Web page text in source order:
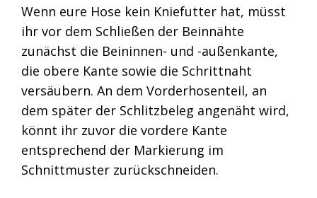
Wenn eure Hose kein Kniefutter hat, müsst
ihr vor dem Schließen der Beinnähte
zunächst die Beininnen- und -außenkante,
die obere Kante sowie die Schrittnaht
versäubern. An dem Vorderhosenteil, an
dem später der Schlitzbeleg angenäht wird,
könnt ihr zuvor die vordere Kante
entsprechend der Markierung im
Schnittmuster zurückschneiden.